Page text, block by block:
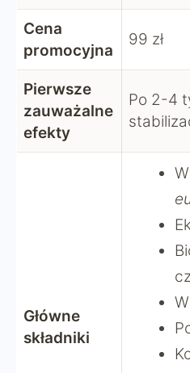
Cena
promocyjna
99 zł
Pierwsze
zauważalne
efekty
Po 2-4
Główne
składniki